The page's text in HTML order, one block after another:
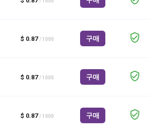
$ 0.87 / 1000 구매
$ 0.87 / 1000 구매
$ 0.87 / 1000 구매